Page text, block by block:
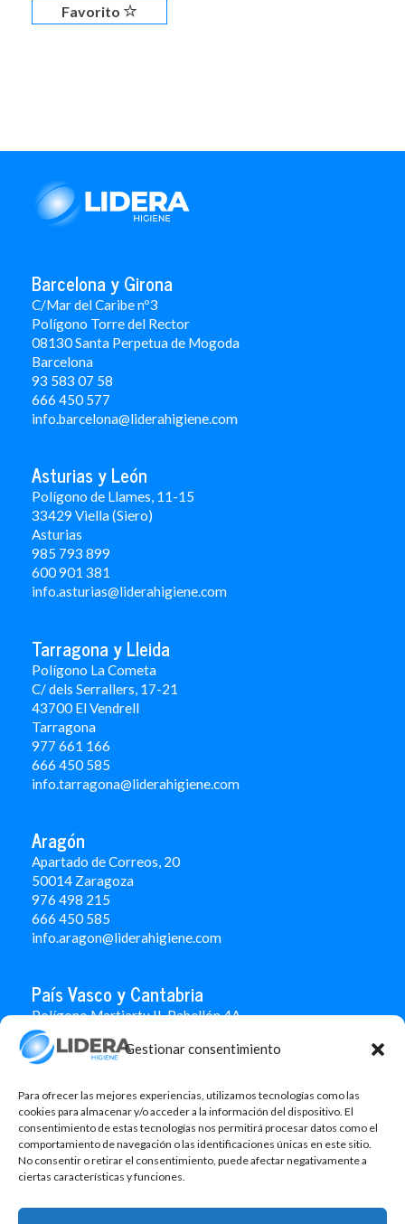
Gestionar consentimiento
Para ofrecer las mejores experiencias, utilizamos tecnologías como las
cookies para almacenar y/o acceder a la información del dispositivo. El
consentimiento de estas tecnologías nos permitirá procesar datos como el
comportamiento de navegación o las identificaciones únicas en este sitio.
No consentir o retirar el consentimiento, puede afectar negativamente a
ciertas características y funciones.
Favorito
Barcelona y Girona
C/Mar del Caribe nº3
Polígono Torre del Rector
08130 Santa Perpetua de Mogoda
Barcelona
93 583 07 58
666 450 577
info.barcelona@liderahigiene.com
Asturias y León
Polígono de Llames, 11-15
33429 Viella (Siero)
Asturias
985 793 899
600 901 381
info.asturias@liderahigiene.com
Tarragona y Lleida
Polígono La Cometa
C/ dels Serrallers, 17-21
43700 El Vendrell
Tarragona
977 661 166
666 450 585
info.tarragona@liderahigiene.com
Aragón
Apartado de Correos, 20
50014 Zaragoza
976 498 215
666 450 585
info.aragon@liderahigiene.com
País Vasco y Cantabria
Polígono Martiartu II. Pabellón 4A
48480 Arrigorriaga
Bizkaia
666 451 184
info.paisvasco@liderahigiene.com
Linked In